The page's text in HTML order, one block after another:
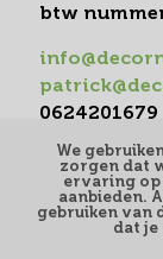
btw
0624201679
Cumula
Bedrijf
We
zorgen dat
ervaring op
aanbieden.
gebruiken van
dat je